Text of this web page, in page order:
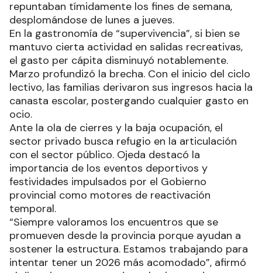
repuntaban tímidamente los fines de semana,
desplomándose de lunes a jueves.
En la gastronomía de “supervivencia”, si bien se
mantuvo cierta actividad en salidas recreativas,
el gasto per cápita disminuyó notablemente.
Marzo profundizó la brecha. Con el inicio del ciclo
lectivo, las familias derivaron sus ingresos hacia la
canasta escolar, postergando cualquier gasto en
ocio.
Ante la ola de cierres y la baja ocupación, el
sector privado busca refugio en la articulación
con el sector público. Ojeda destacó la
importancia de los eventos deportivos y
festividades impulsados por el Gobierno
provincial como motores de reactivación
temporal.
“Siempre valoramos los encuentros que se
promueven desde la provincia porque ayudan a
sostener la estructura. Estamos trabajando para
intentar tener un 2026 más acomodado”, afirmó